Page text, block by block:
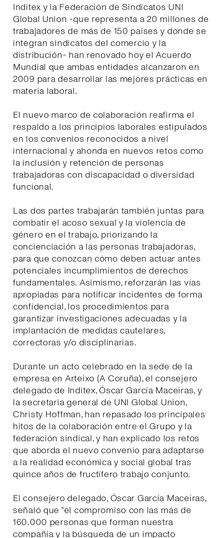
Inditex y la Federación de Sindicatos UNI
Global Union -que representa a 20 millones de
trabajadores de más de 150 países y donde se
integran sindicatos del comercio y la
distribución- han renovado hoy el Acuerdo
Mundial que ambas entidades alcanzaron en
2009 para desarrollar las mejores prácticas en
materia laboral.
El nuevo marco de colaboración reafirma el
respaldo a los principios laborales estipulados
en los convenios reconocidos a nivel
internacional y ahonda en nuevos retos como
la inclusión y retención de personas
trabajadoras con discapacidad o diversidad
funcional.
Las dos partes trabajarán también juntas para
combatir el acoso sexual y la violencia de
género en el trabajo, priorizando la
concienciación a las personas trabajadoras,
para que conozcan cómo deben actuar antes
potenciales incumplimientos de derechos
fundamentales. Asimismo, reforzarán las vías
apropiadas para notificar incidentes de forma
confidencial, los procedimientos para
garantizar investigaciones adecuadas y la
implantación de medidas cautelares,
correctoras y/o disciplinarias.
Durante un acto celebrado en la sede de la
empresa en Arteixo (A Coruña), el consejero
delegado de Inditex, Óscar García Maceiras, y
la secretaria general de UNI Global Union,
Christy Hoffman, han repasado los principales
hitos de la colaboración entre el Grupo y la
federación sindical, y han explicado los retos
que aborda el nuevo convenio para adaptarse
a la realidad económica y social global tras
quince años de fructífero trabajo conjunto.
El consejero delegado, Óscar García Maceiras,
señaló que “el compromiso con las más de
160.000 personas que forman nuestra
compañía y la búsqueda de un impacto